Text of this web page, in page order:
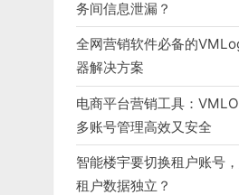
务间信息泄漏？
全网营销软件必备的
器解决方案
电商平台营销工具：
多账号管理高效又安全
智能楼宇要切换租户账号
租户数据独立？